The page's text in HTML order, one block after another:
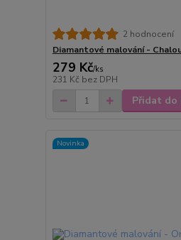
2 hodnocení
Diamantové malování -
279 Kč/ks
231 Kč bez DPH
Přidat do
Novinka